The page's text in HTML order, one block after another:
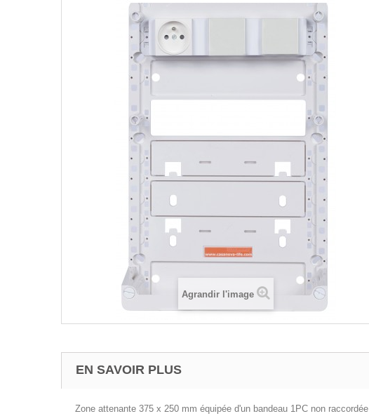
Agrandir l'image
EN SAVOIR PLUS
Zone attenante 375 x 250 mm équipée d'un bandeau 1PC non raccordée